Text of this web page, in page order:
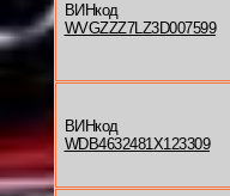
ВИНкод
WVGZZZ7LZ3D007599
ВИНкод
WDB4632481X123309